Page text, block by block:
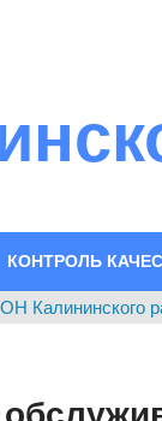
КОНТРОЛЬ